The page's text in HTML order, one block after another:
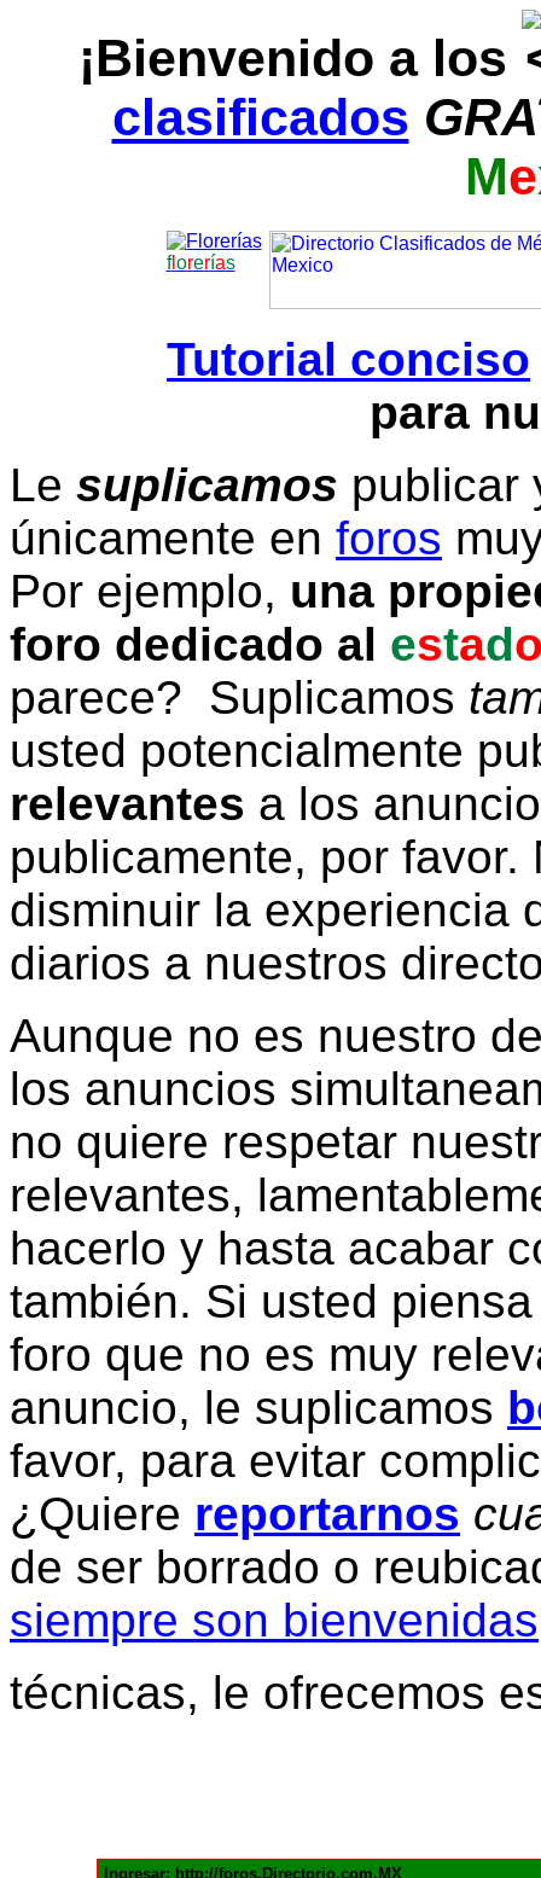
¡Bienvenido a los
clasificados
Me
florerías
Tutorial conciso
para
Le suplicamos publicar
únicamente en foros
Por ejemplo, una
foro dedicado al estad
parece? Suplicamos
usted potencialmente
relevantes a los
publicamente, por
disminuir la experiencia
diarios a nuestros
Aunque no es nuestro
los anuncios
no quiere respetar
relevantes,
hacerlo y hasta acabar
también. Si usted
foro que no es muy
anuncio, le suplicamos
favor, para evitar
¿Quiere reportarnos
de ser borrado o
siempre son bienvenidas
técnicas, le ofrecemos
Ingresar: http://foros.Directorio.com.MX